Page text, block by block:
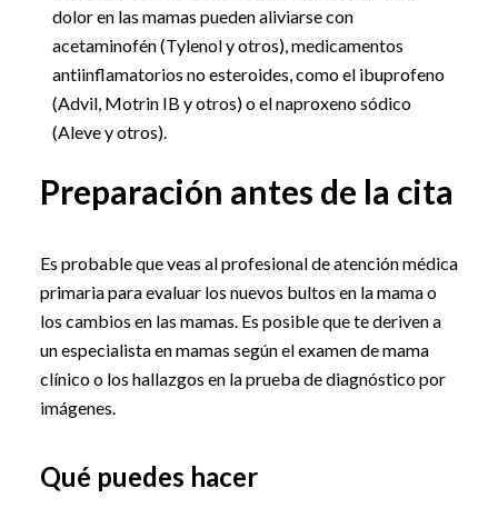
dolor en las mamas pueden aliviarse con
acetaminofén (Tylenol y otros), medicamentos
antiinflamatorios no esteroides, como el ibuprofeno
(Advil, Motrin IB y otros) o el naproxeno sódico
(Aleve y otros).
Preparación antes de la cita
Es probable que veas al profesional de atención médica
primaria para evaluar los nuevos bultos en la mama o
los cambios en las mamas. Es posible que te deriven a
un especialista en mamas según el examen de mama
clínico o los hallazgos en la prueba de diagnóstico por
imágenes.
Qué puedes hacer